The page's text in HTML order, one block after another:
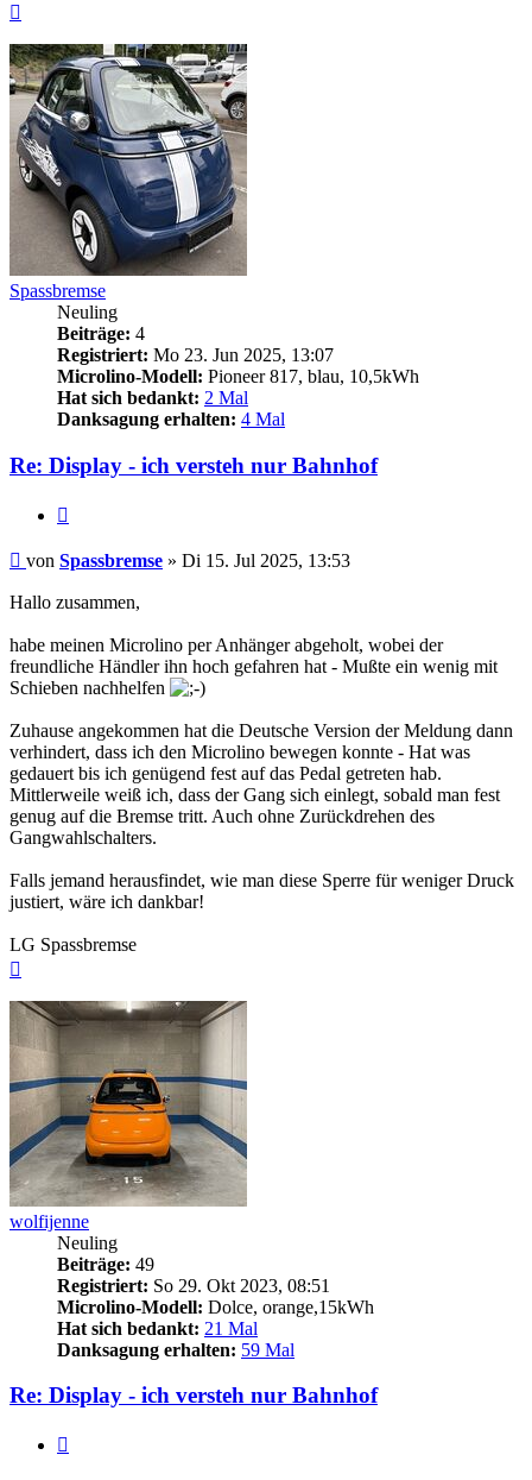
Spassbremse
Neuling
Beiträge: 4
Registriert: Mo 23. Jun 2025, 13:07
Microlino-Modell: Pioneer 817, blau, 10,5kWh
Hat sich bedankt: 2 Mal
Danksagung erhalten: 4 Mal
Re: Display - ich versteh nur Bahnhof
Beitrag
von Spassbremse » Di 15. Jul 2025, 13:53
Hallo zusammen,
habe meinen Microlino per Anhänger abgeholt, wobei der
freundliche Händler ihn hoch gefahren hat - Mußte ein wenig mit
Schieben nachhelfen
Zuhause angekommen hat die Deutsche Version der Meldung dann
verhindert, dass ich den Microlino bewegen konnte - Hat was
gedauert bis ich genügend fest auf das Pedal getreten hab.
Mittlerweile weiß ich, dass der Gang sich einlegt, sobald man fest
genug auf die Bremse tritt. Auch ohne Zurückdrehen des
Gangwahlschalters.
Falls jemand herausfindet, wie man diese Sperre für weniger Druck
justiert, wäre ich dankbar!
LG Spassbremse
wolfijenne
Neuling
Beiträge: 49
Registriert: So 29. Okt 2023, 08:51
Microlino-Modell: Dolce, orange,15kWh
Hat sich bedankt: 21 Mal
Danksagung erhalten: 59 Mal
Re: Display - ich versteh nur Bahnhof